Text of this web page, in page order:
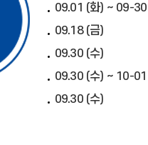
09.01 (화) ~ 09-
09.18 (금)
09.30 (수)
09.30 (수) ~ 10-
09.30 (수)